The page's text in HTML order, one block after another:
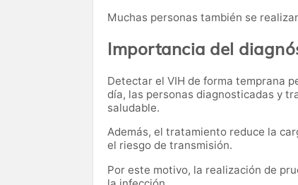
Muchas personas también se
Importancia del
Detectar el VIH de forma temprana
día, las personas diagnosticadas y
saludable.
Además, el tratamiento reduce la
el riesgo de transmisión.
Por este motivo, la realización de